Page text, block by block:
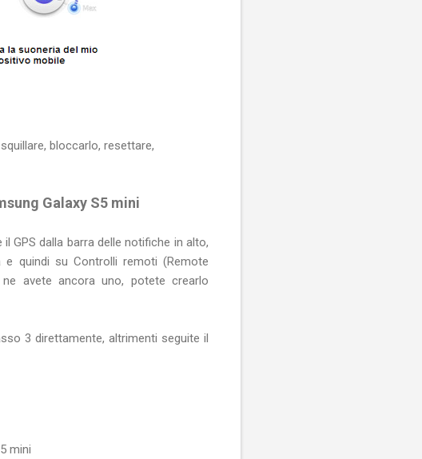
bloccarlo, resettare,
Galaxy S5 mini
GPS dalla barra delle notifiche in alto,
quindi su Controlli remoti (Remote
avete ancora uno, potete crearlo
3 direttamente, altrimenti seguite il
mini